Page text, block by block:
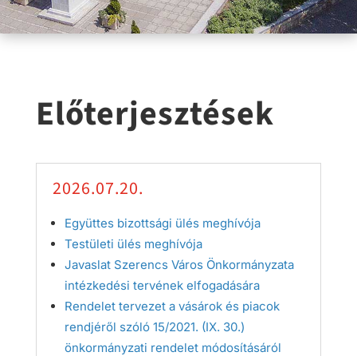
Előterjesztések
2026.07.20.
Együttes bizottsági ülés meghívója
Testületi ülés meghívója
Javaslat Szerencs Város Önkormányzata
intézkedési tervének elfogadására
Rendelet tervezet a vásárok és piacok
rendjéről szóló 15/2021. (IX. 30.)
önkormányzati rendelet módosításáról